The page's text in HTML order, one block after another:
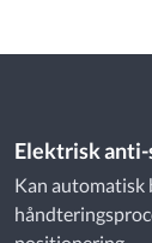
Elektrisk
Kan automatisk